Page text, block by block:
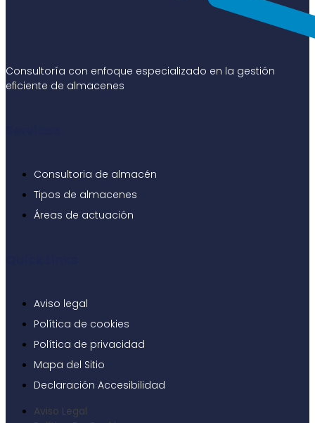
Consultoría con enfoque especializado en la gestión
eficiente de almacenes
Consultoria de almacén
Tipos de almacenes
Áreas de actuación
Aviso legal
Política de cookies
Política de privacidad
Mapa del Sitio
Declaración Accesibilidad
Aviso Legal